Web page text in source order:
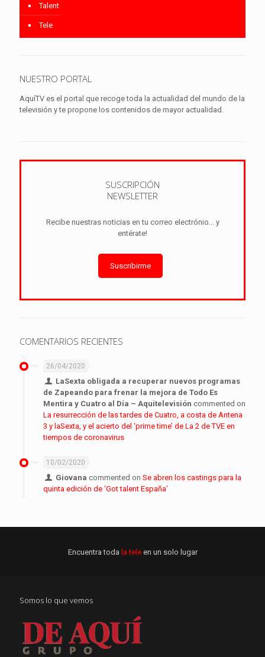
Talent
Tele
NUESTRO PORTAL
AquíTV es el portal que recoge toda la actualidad del mundo de la
televisión y te propone los contenidos de mayor actualidad.
SUSCRIPCIÓN
NEWSLETTER
Recibe nuestras noticias en tu correo electrónio... y
entérate!
Suscribirme
COMENTARIOS RECIENTES
26/04/2020
LaSexta obligada a recuperar nuevos programas
de Zapeando para frenar la mejora de Todo Es
Mentira y Cuatro al Día – Aquitelevisión commented on
La resurrección de las tardes de Cuatro, a costa de Antena
3 y laSexta, y el acierto del ‘prime time’ de La 2 de TVE en
tiempos de coronavirus
10/02/2020
Giovana commented onSe abren los castings para la
quinta edición de ‘Got talent España’
Encuentra toda la tele en un solo lugar
Somos lo que vemos